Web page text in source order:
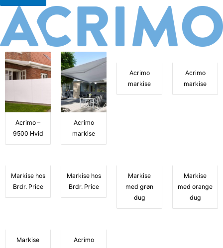
Acrimo –
9500 Hvid
Acrimo
markise
Acrimo
markise
Acrimo
markise
Markise hos
Brdr. Price
Markise hos
Brdr. Price
Markise
med grøn
dug
Markise
med orange
dug
Markise
Acrimo